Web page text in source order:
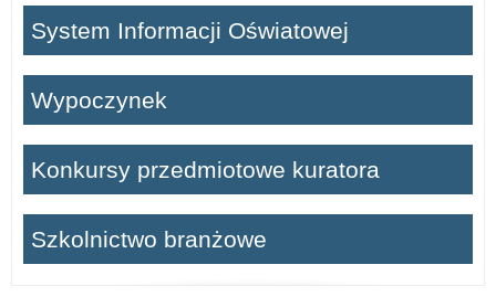
System Informacji Oświatowej
Wypoczynek
Konkursy przedmiotowe kuratora
Szkolnictwo branżowe